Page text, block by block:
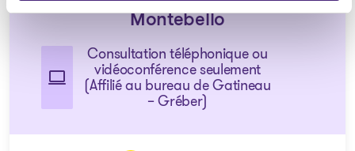
Montebello
Consultation téléphonique ou
vidéoconférence seulement
(Affilié au bureau de Gatineau
– Gréber)